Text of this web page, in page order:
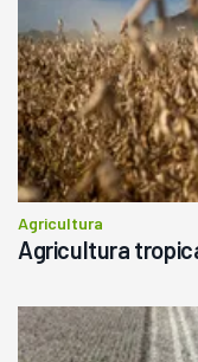
R$
Agricultura
Agricultura